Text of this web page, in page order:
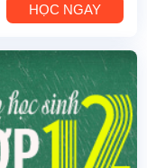
HỌC NGAY